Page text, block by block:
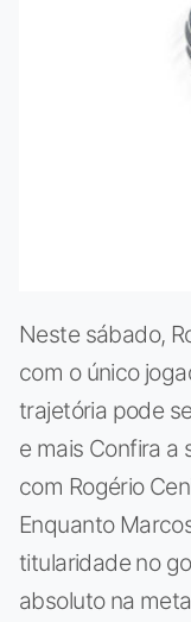
Neste sábado,
com o único
trajetória pode
e mais Confira
com Rogério
Enquanto
titularidade no
absoluto na